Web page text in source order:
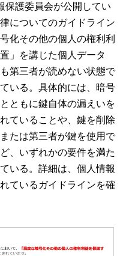
保護委員会が公開してい
についてのガイドライン
化その他の個人の権利利
」を講じた個人データ
第三者が読めない状態で
いる。具体的には、暗号
ともに鍵自体の漏えいを
ていることや、鍵を削除
たは第三者が鍵を使用で
、いずれかの要件を満た
いる。詳細は、個人情報
ているガイドラインを確